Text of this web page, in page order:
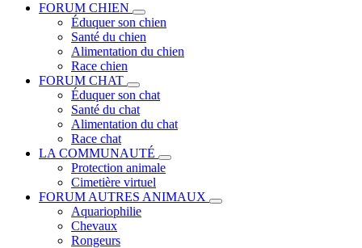
FORUM CHIEN
Éduquer son chien
Santé du chien
Alimentation du chien
Race chien
FORUM CHAT
Éduquer son chat
Santé du chat
Alimentation du chat
Race chat
LA COMMUNAUTÉ
Protection animale
Cimetière virtuel
FORUM AUTRES ANIMAUX
Aquariophilie
Chevaux
Rongeurs